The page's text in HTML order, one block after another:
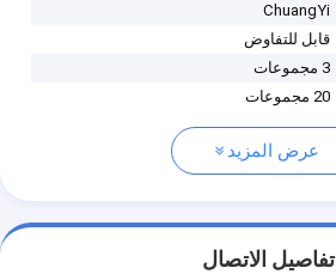
ChuangYi
قابل للتفاوض
3 مجموعات
20 مجموعات
عرض المزيد
تفاصيل الاتصال